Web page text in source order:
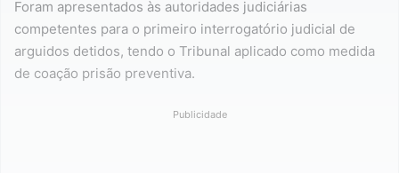
Foram apresentados às autoridades judiciárias
competentes para o primeiro interrogatório judicial de
arguidos detidos, tendo o Tribunal aplicado como medida
de coação prisão preventiva.
Publicidade